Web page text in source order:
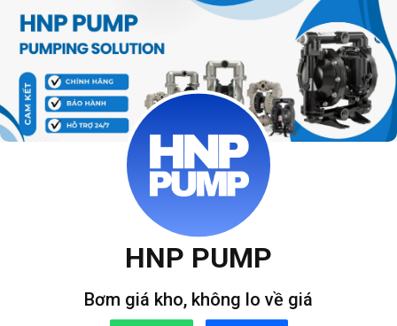
qua
dung
HNP PUMP
Bơm giá kho, không lo về giá